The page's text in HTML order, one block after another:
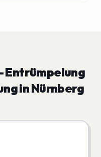
Entrümpelung
inNürnberg